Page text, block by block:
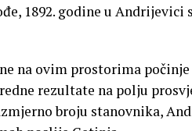
1892. godine u
na ovim prostorima
rezultate na polju
broju stanovnika,